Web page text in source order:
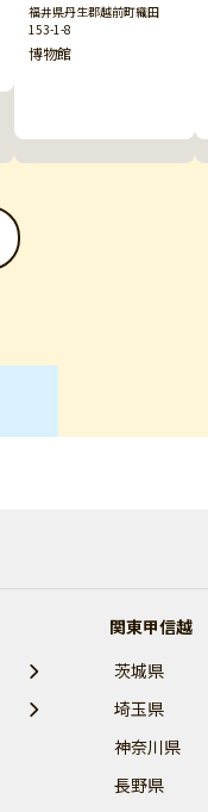
福井県丹生郡越前町織田
153-1-8
博物館
関東甲信越
茨城県
埼玉県
神奈川県
長野県